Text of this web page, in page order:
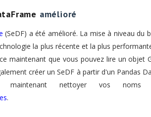
amélioré
(SeDF) a été amélioré. La mise à niveau du
la plus récente et la plus
maintenant que vous pouvez lire un objet
créer un SeDF à partir d'un Pandas
maintenant nettoyer vos
.